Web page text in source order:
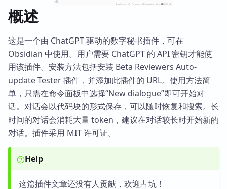
概述
这是一个由 ChatGPT 驱动的数字秘书插件，可在
Obsidian 中使用。用户需要 ChatGPT 的 API 密钥才能使
用该插件。安装方法包括安装 Beta Reviewers Auto-
update Tester 插件，并添加此插件的 URL。使用方法简
单，只需在命令面板中选择“New dialogue”即可开始对
话。对话会以代码块的形式保存，可以随时恢复和搜索。长
时间的对话会消耗大量 token，建议在对话较长时开始新的
对话。插件采用 MIT 许可证。
Help
这篇插件文章还没有人贡献，欢迎占坑！